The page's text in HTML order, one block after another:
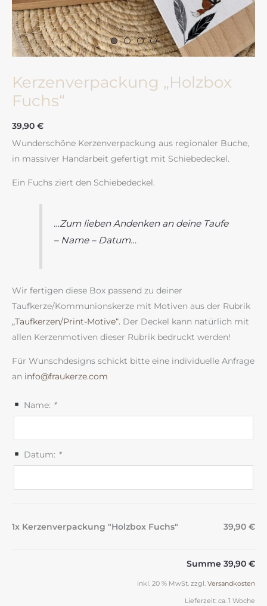
Kerzenverpackung „Holzbox
Fuchs“
39,90 €
Wunderschöne Kerzenverpackung aus regionaler Buche,
in massiver Handarbeit gefertigt mit Schiebedeckel.
Ein Fuchs ziert den Schiebedeckel.
…Zum lieben Andenken an deine Taufe
– Name – Datum…
Wir fertigen diese Box passend zu deiner
Taufkerze/Kommunionskerze mit Motiven aus der Rubrik
„Taufkerzen/Print-Motive“. Der Deckel kann natürlich mit
allen Kerzenmotiven dieser Rubrik bedruckt werden!
Für Wunschdesigns schickt bitte eine individuelle Anfrage
an info@fraukerze.com
Name: *
Datum: *
1x Kerzenverpackung "Holzbox Fuchs" 39,90 €
Summe 39,90 €
inkl. 20 % MwSt. zzgl. Versandkosten
Lieferzeit: ca. 1 Woche